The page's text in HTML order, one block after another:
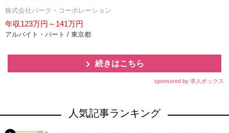
株式会社パーク・コーポレーション
年収123万円～141万円
アルバイト・パート / 東京都
続きはこちら
sponsored by 求人ボックス
人気記事ランキング